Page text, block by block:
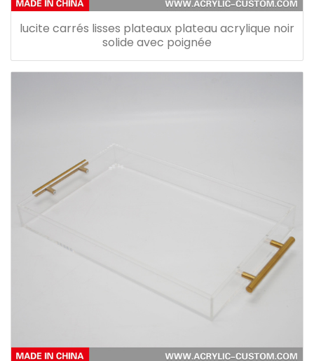
lucite carrés lisses plateaux plateau acrylique noir
solide avec poignée